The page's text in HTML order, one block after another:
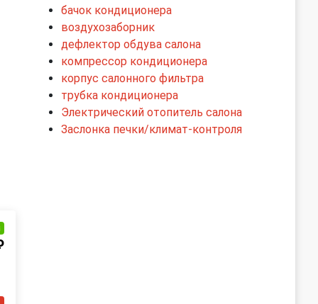
бачок кондиционера
воздухозаборник
дефлектор обдува салона
компрессор кондиционера
корпус салонного фильтра
трубка кондиционера
Электрический отопитель салона
Заслонка печки/климат-контроля